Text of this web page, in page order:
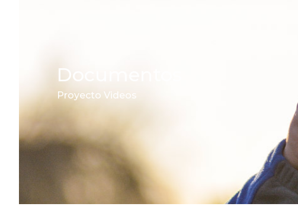
Documentos
Proyecto Videos